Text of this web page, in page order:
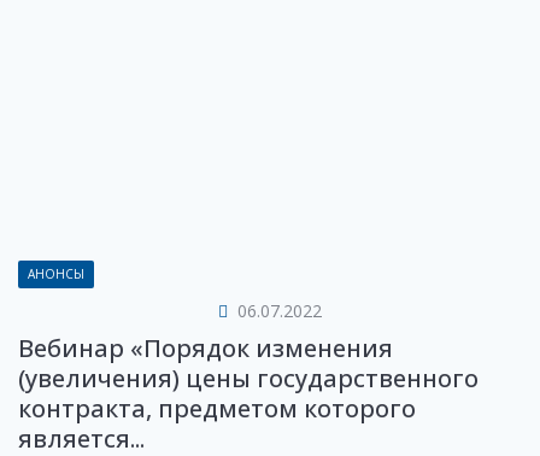
АНОНСЫ
06.07.2022
Вебинар «Порядок изменения
(увеличения) цены государственного
контракта, предметом которого
является...